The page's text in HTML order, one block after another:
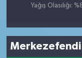
Yağış Olasılığı:
Merkezefendi